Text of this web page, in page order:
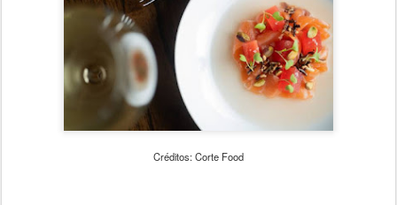
Créditos: Corte Food